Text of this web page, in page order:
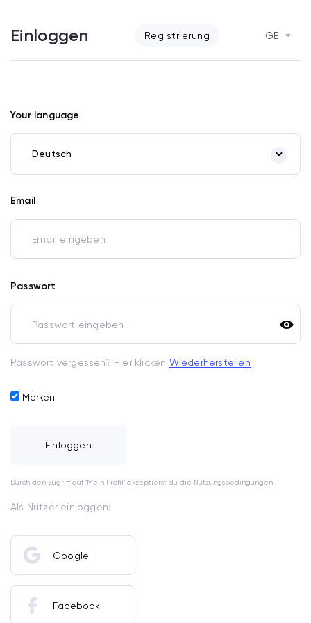
Einloggen Registrierung GE
Your language
Deutsch
Email
Passwort
Passwort vergessen? Hier klicken Wiederherstellen
Merken
Einloggen
Durch den Zugriff auf "Mein Profil" akzeptierst du die Nutzungsbedingungen .
Als Nutzer einloggen:
Google
Facebook